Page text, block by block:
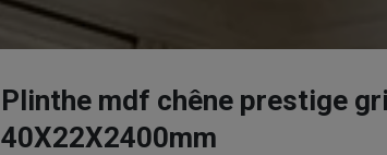
Plinthe mdf chêne prestige
40X22X2400mm